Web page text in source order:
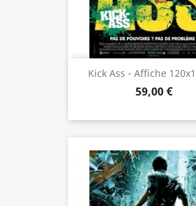
Kick Ass - Affiche
59,00 €